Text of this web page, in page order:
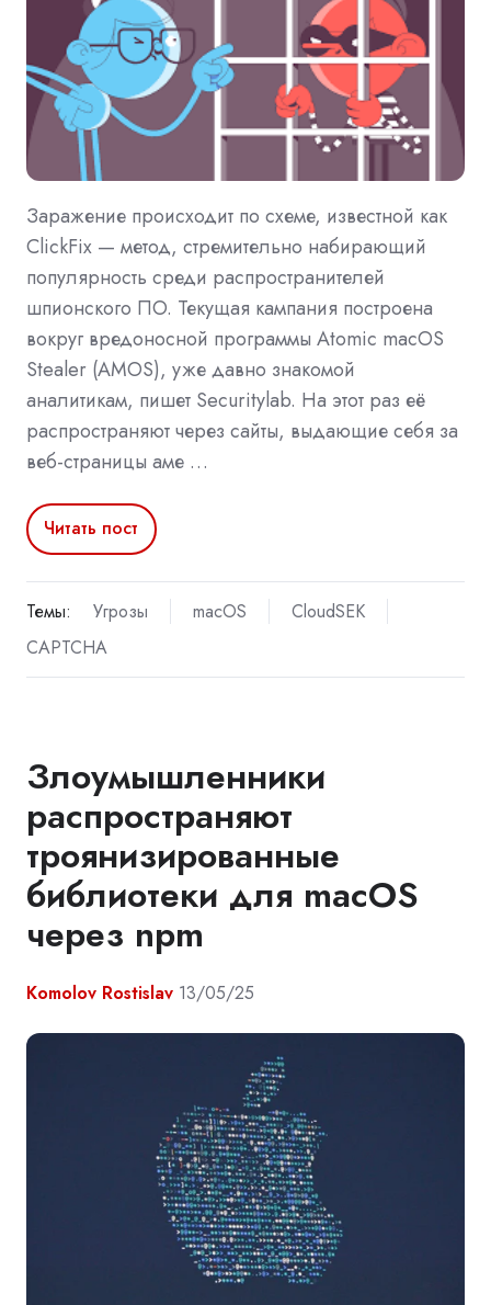
Заражение происходит по схеме, известной как
ClickFix — метод, стремительно набирающий
популярность среди распространителей
шпионского ПО. Текущая кампания построена
вокруг вредоносной программы Atomic macOS
Stealer (AMOS), уже давно знакомой
аналитикам, пишет Securitylab. На этот раз её
распространяют через сайты, выдающие себя за
веб-страницы аме …
Читать пост
Темы: Угрозы macOS
CloudSEK
CAPTCHA
Злоумышленники
распространяют
троянизированные
библиотеки для macOS
через npm
Komolov Rostislav 13/05/25